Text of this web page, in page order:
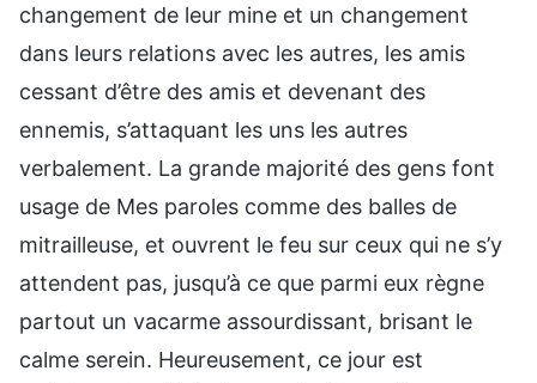
changement de leur mine et un changement
dans leurs relations avec les autres, les amis
cessant d’être des amis et devenant des
ennemis, s’attaquant les uns les autres
verbalement. La grande majorité des gens font
usage de Mes paroles comme des balles de
mitrailleuse, et ouvrent le feu sur ceux qui ne s’y
attendent pas, jusqu’à ce que parmi eux règne
partout un vacarme assourdissant, brisant le
calme serein. Heureusement, ce jour est